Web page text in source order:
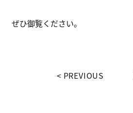
ぜひ御覧ください。
PREVIOUS